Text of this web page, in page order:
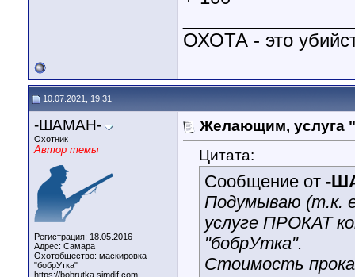
ОХОТА - это
10.07.2021, 19:31
-ШАМАН-
Охотник
Автор темы
Регистрация: 18.05.2016
Адрес: Самара
Охотобщество: маскировка -
"бобрУтка"
https://bobrutka.simdif.com
Желающим, услуга
Цитата:
Сообщение от -
Подумываю (т.к.
услуге ПРОКАТ
"бобрУтка".
Стоимость